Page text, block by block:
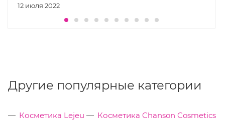
12 июля 2022
Другие популярные категории
Косметика Lejeu
Косметика Chanson Cosmetics